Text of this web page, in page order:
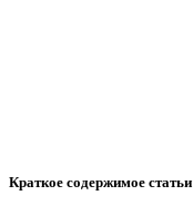
Краткое содержимое статьи